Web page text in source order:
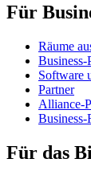
Für
Räume
Business-
Software
Partner
Alliance-
Business-
Für das